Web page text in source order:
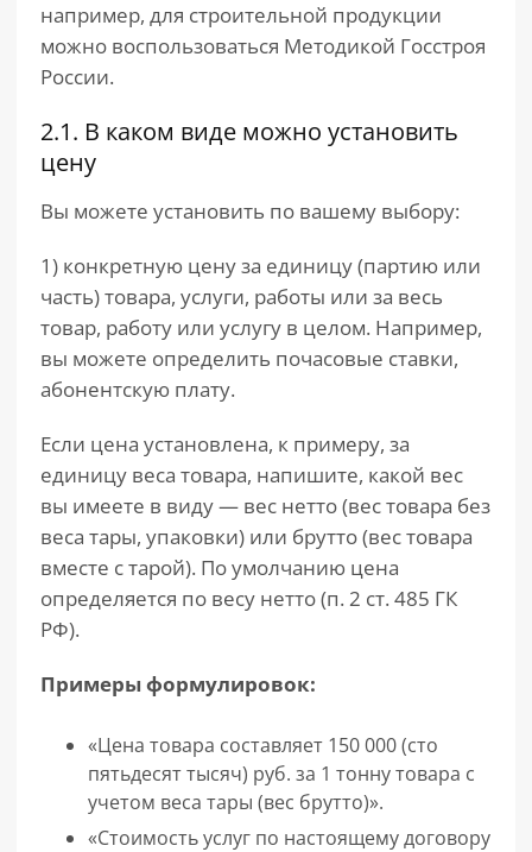
например, для строительной продукции
можно воспользоваться Методикой Госстроя
России.
2.1. В каком виде можно установить
цену
Вы можете установить по вашему выбору:
1) конкретную цену за единицу (партию или
часть) товара, услуги, работы или за весь
товар, работу или услугу в целом. Например,
вы можете определить почасовые ставки,
абонентскую плату.
Если цена установлена, к примеру, за
единицу веса товара, напишите, какой вес
вы имеете в виду — вес нетто (вес товара без
веса тары, упаковки) или брутто (вес товара
вместе с тарой). По умолчанию цена
определяется по весу нетто (п. 2 ст. 485 ГК
РФ).
Примеры формулировок:
«Цена товара составляет 150 000 (сто
пятьдесят тысяч) руб. за 1 тонну товара с
учетом веса тары (вес брутто)».
«Стоимость услуг по настоящему договору